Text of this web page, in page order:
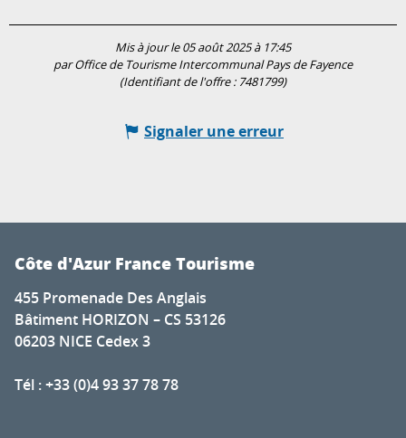
Mis à jour le 05 août 2025 à 17:45
par Office de Tourisme Intercommunal Pays de Fayence
(Identifiant de l'offre : 7481799)
Signaler une erreur
Côte d'Azur France Tourisme
455 Promenade Des Anglais
Bâtiment HORIZON – CS 53126
06203 NICE Cedex 3
Tél : +33 (0)4 93 37 78 78